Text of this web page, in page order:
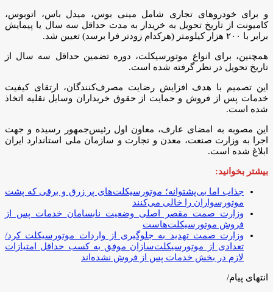
و برای خودروهای تجاری شامل مینی بوس، میدل باس، اتوبوس،
کامیونت از تاریخ تحویل به خریدار به مدت حداقل سه سال یا پیمایش
برابر با ۲۰۰ هزار کیلومتر (هرکدام زودتر فرا برسد) تعیین شد.
همچنین، برای انواع موتورسیکلت، دوره تضمین حداقل سه سال از
تاریخ تحویل در نظر گرفته شده است.
این تصمیم با هدف افزایش رضایت مصرف‌کنندگان، ارتقای کیفیت
خدمات پس از فروش و حمایت از حقوق خریداران وسایل نقلیه اتخاذ
شده است.
این مصوبه به امضای عارف، معاون اول رئیس‌جمهور رسیده و جهت
اجرا به وزارت صنعت، معدن و تجارت و سازمان ملی استاندارد ایران
ابلاغ شده است.
بیشتر بخوانید:
جذاب اما بی‌پشتوانه؛ موتورسیکلت‌های پر زرق‌ و برقی که پشت
موتورسواران را خالی می‌کنند
وزارت صمت مقصر اصلی وضعیت نابسامان خدمات پس از
فروش موتورسیکلت‌هاست
وزارت صمت تهدید به جلوگیری از واردات موتورسیکلت کرد/
تعدادی از موتورسیکلت‌سازان موفق به کسب حداقل امتیازات
لازم در بخش خدمات پس از فروش نشده‌اند
انتهای پیام/